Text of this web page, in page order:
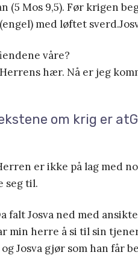
(5 Mos 9,5). Før krigen
med løftet
våre?
hær. Nå er jeg
om krig er
er ikke på lag med
seg til.
falt Josva ned med
min herre å si til sin
Josva gjør som han får